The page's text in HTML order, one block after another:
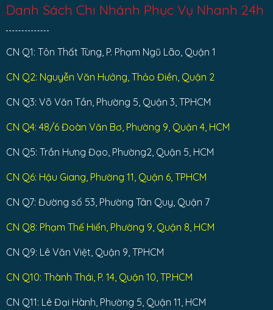
Danh Sách Chi Nhánh Phục Vụ Nhanh 24h
CN Q1: Tôn Thất Tùng, P. Phạm Ngũ Lão, Quận 1
CN Q2: Nguyễn Văn Hưởng, Thảo Điền, Quận 2
CN Q3: Võ Văn Tần, Phường 5, Quận 3, TPHCM
CN Q4: 48/6 Đoàn Văn Bơ, Phường 9, Quận 4, HCM
CN Q5: Trần Hưng Đạo, Phường2, Quận 5, HCM
CN Q6: Hậu Giang, Phường 11, Quận 6, TPHCM
CN Q7: Đường số 53, Phường Tân Quy, Quận 7
CN Q8: Phạm Thế Hiển, Phường 9, Quận 8, HCM
CN Q9: Lê Văn Việt, Quận 9, TPHCM
CN Q10: Thành Thái, P. 14, Quận 10, TP.HCM
CN Q11: Lê Đại Hành, Phường 5, Quận 11, HCM